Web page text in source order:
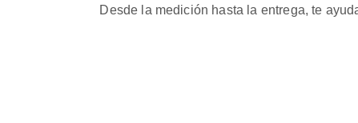
Desde la medición hasta la entrega, te